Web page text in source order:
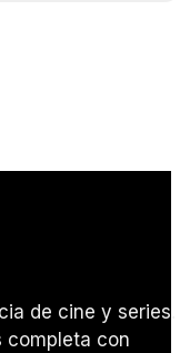
de cine y series.
completa con